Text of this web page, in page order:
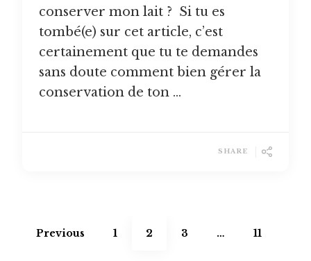
conserver mon lait ? Si tu es
tombé(e) sur cet article, c’est
certainement que tu te demandes
sans doute comment bien gérer la
conservation de ton …
SHARE
des
publications
Previous Page
1 Page
2 Page
3 … 11